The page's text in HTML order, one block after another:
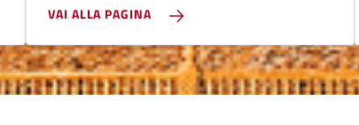
VAI ALLA PAGINA